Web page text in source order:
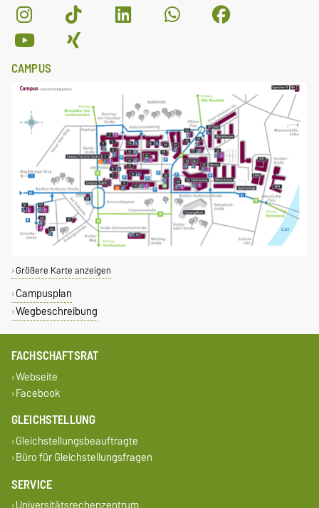
CAMPUS
Größere Karte anzeigen
Campusplan
Wegbeschreibung
FACHSCHAFTSRAT
Webseite
Facebook
GLEICHSTELLUNG
Gleichstellungsbeauftragte
Büro für Gleichstellungsfragen
SERVICE